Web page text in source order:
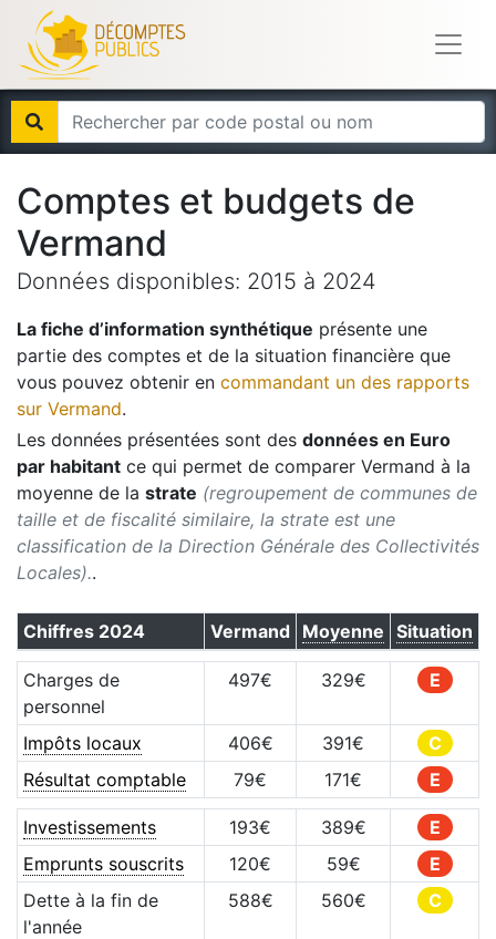
Comptes et budgets de
Vermand
Données disponibles: 2015 à 2024
La fiche d’information synthétique présente une
partie des comptes et de la situation financière que
vous pouvez obtenir en commandant un des rapports
sur Vermand.
Les données présentées sont des données en Euro
par habitant ce qui permet de comparer Vermand à la
moyenne de la strate (regroupement de communes de
taille et de fiscalité similaire, la strate est une
classification de la Direction Générale des Collectivités
Locales)..
Chiffres 2024 Vermand Moyenne Situation
Charges de
personnel
497€ 329€ E
Impôts locaux 406€ 391€
C
Résultat comptable
79€ 171€ E
Investissements 193€ 389€
E
Emprunts souscrits
120€ 59€
E
Dette à la fin de
l'année
588€ 560€ C